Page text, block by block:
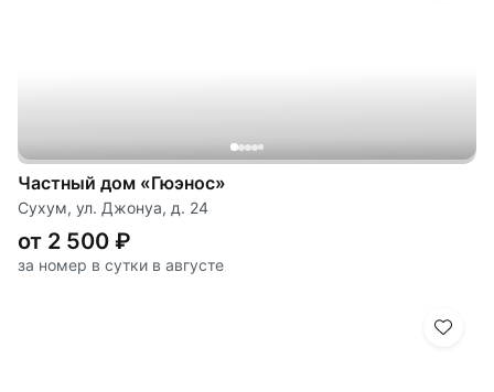
Частный дом «Гюэнос»
Сухум, ул. Джонуа, д. 24
от 2 500 ₽
за номер в сутки в августе